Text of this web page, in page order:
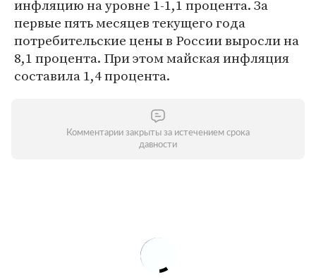
инфляцию на уровне 1-1,1 процента. За
первые пять месяцев текущего года
потребительские цены в России выросли на
8,1 процента. При этом майская инфляция
составила 1,4 процента.
Комментарии закрыты за истечением срока
давности